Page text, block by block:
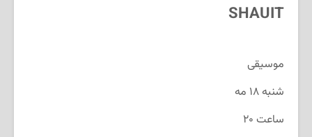
SHAUIT
موسیقی
شنبه ۱۸ مه
ساعت ۲۰